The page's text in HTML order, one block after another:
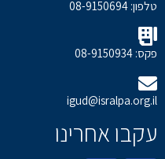
טלפון: 08-9150694
פקס: 08-9150934
igud@isralpa.org.il
עקבו אחרינו